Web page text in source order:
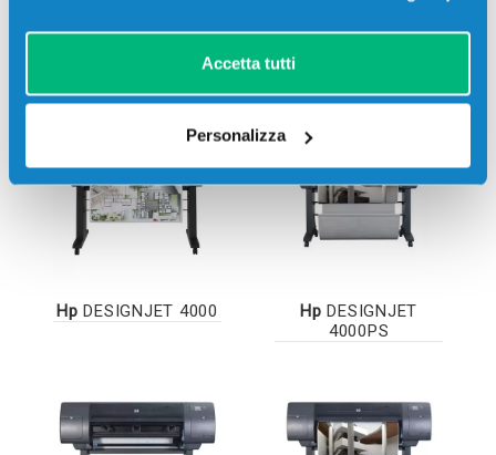
Accetta tutti
Personalizza
Stampanti compatibili
Hp DESIGNJET 4000 Hp DESIGNJET
4000PS